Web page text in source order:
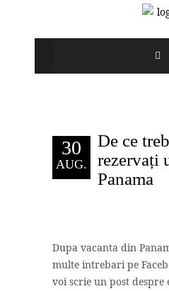
30
AUG.
De ce
rezervați
Panama
Dupa vacanta din
multe intrebari pe
voi scrie un post despre